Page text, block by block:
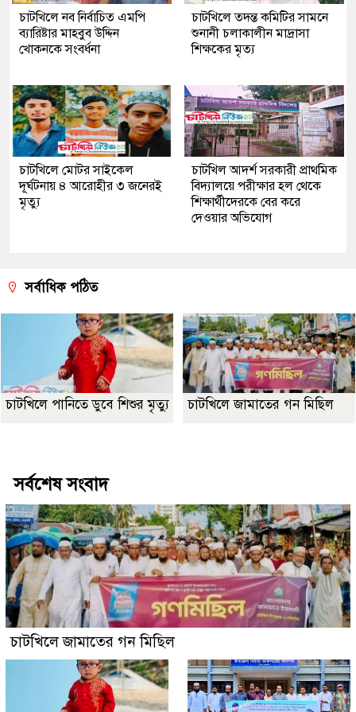
চাটখিলে নব নির্বাচিত এমপি
ব্যারিষ্টার মাহবুব উদ্দিন
খোকনকে সংবর্ধনা
চাটখিলে তদন্ত কমিটির সামনে
শুনানী চলাকালীন মাদ্রাসা
শিক্ষকের মৃত্য
চাটখিলে মোটর সাইকেল
দূর্ঘটনায় ৪ আরোহীর ৩ জনেরই
মৃত্যু
চাটখিল আদর্শ সরকারী প্রাথমিক
বিদ্যালয়ে পরীক্ষার হল থেকে
শিক্ষার্থীদেরকে বের করে
দেওয়ার অভিযোগ
সর্বাধিক পঠিত
চাটখিলে পানিতে ডুবে শিশুর মৃত্যু চাটখিলে জামাতের গন মিছিল
সর্বশেষ সংবাদ
চাটখিলে জামাতের গন মিছিল